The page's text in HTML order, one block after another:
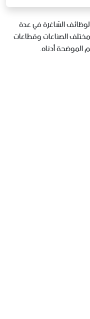
الشاغرة في عدة
الصناعات وقطاعات
الموضحة أدناه.